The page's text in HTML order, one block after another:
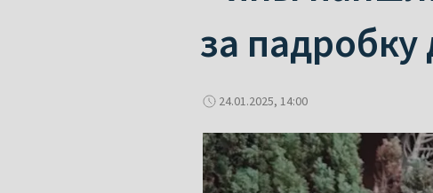
за падробку
24.01.2025, 14:00